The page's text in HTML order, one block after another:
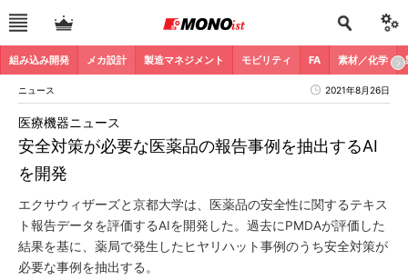
組み込み開発 メカ設計 製造マネジメント モビリティ FA 素材／化学
ニュース 2021年8月26日
安全対策が必要な医薬品の報告事例を抽出するAI
を開発
医療機器ニュース
エクサウィザーズと京都大学は、医薬品の安全性に関するテキス
ト報告データを評価するAIを開発した。過去にPMDAが評価した
結果を基に、薬局で発生したヒヤリハット事例のうち安全対策が
必要な事例を抽出する。